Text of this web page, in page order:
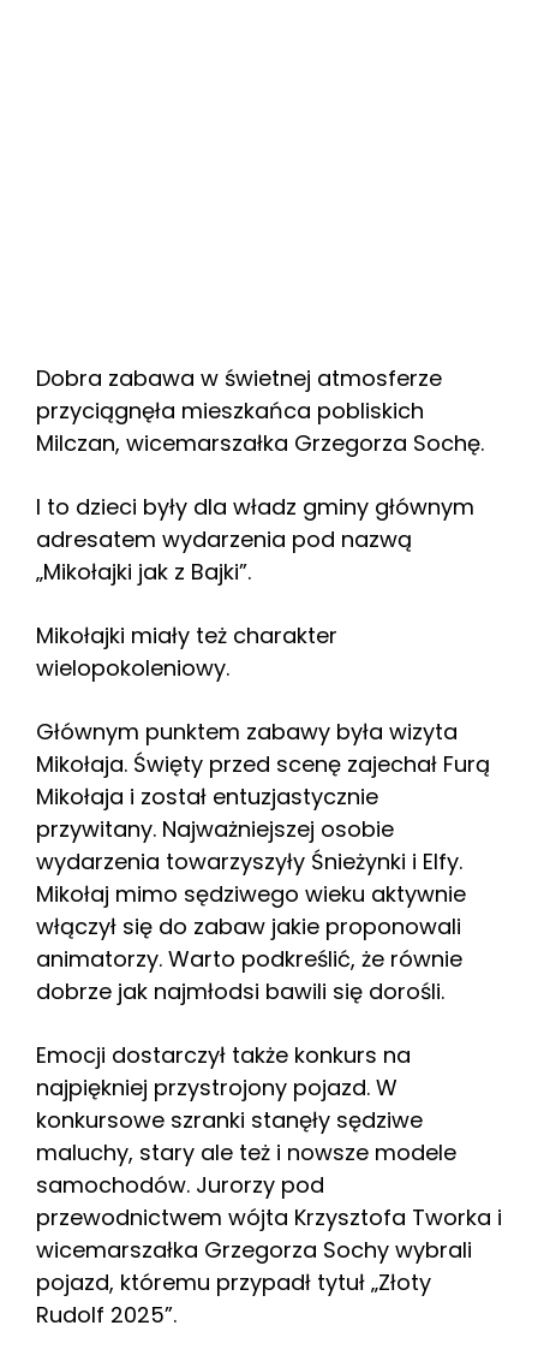
Dobra zabawa w świetnej atmosferze
przyciągnęła mieszkańca pobliskich
Milczan, wicemarszałka Grzegorza Sochę.
I to dzieci były dla władz gminy głównym
adresatem wydarzenia pod nazwą
„Mikołajki jak z Bajki”.
Mikołajki miały też charakter
wielopokoleniowy.
Głównym punktem zabawy była wizyta
Mikołaja. Święty przed scenę zajechał Furą
Mikołaja i został entuzjastycznie
przywitany. Najważniejszej osobie
wydarzenia towarzyszyły Śnieżynki i Elfy.
Mikołaj mimo sędziwego wieku aktywnie
włączył się do zabaw jakie proponowali
animatorzy. Warto podkreślić, że równie
dobrze jak najmłodsi bawili się dorośli.
Emocji dostarczył także konkurs na
najpiękniej przystrojony pojazd. W
konkursowe szranki stanęły sędziwe
maluchy, stary ale też i nowsze modele
samochodów. Jurorzy pod
przewodnictwem wójta Krzysztofa Tworka i
wicemarszałka Grzegorza Sochy wybrali
pojazd, któremu przypadł tytuł „Złoty
Rudolf 2025”.